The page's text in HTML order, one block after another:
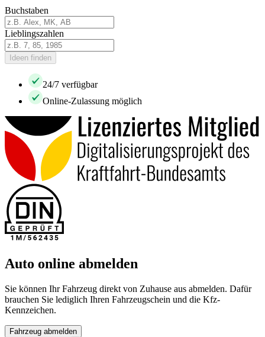
Buchstaben
Lieblingszahlen
Ideen finden
24/7 verfügbar
Online-Zulassung möglich
Auto online abmelden
Sie können Ihr Fahrzeug direkt von Zuhause aus abmelden. Dafür
brauchen Sie lediglich Ihren Fahrzeugschein und die Kfz-
Kennzeichen.
Fahrzeug abmelden